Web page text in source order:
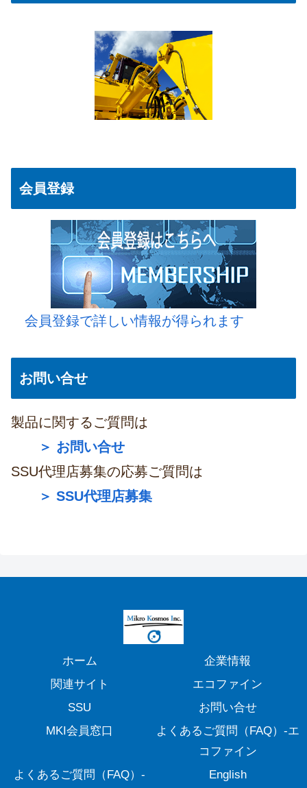
会員登録
会員登録で詳しい情報が得られます
お問い合せ
製品に関するご質問は
＞ お問い合せ
SSU代理店募集の応募ご質問は
＞ SSU代理店募集
ホーム
企業情報
関連サイト
エコファイン
SSU
お問い合せ
MKI会員窓口
よくあるご質問（FAQ）-エ
コファイン
よくあるご質問（FAQ）-
English